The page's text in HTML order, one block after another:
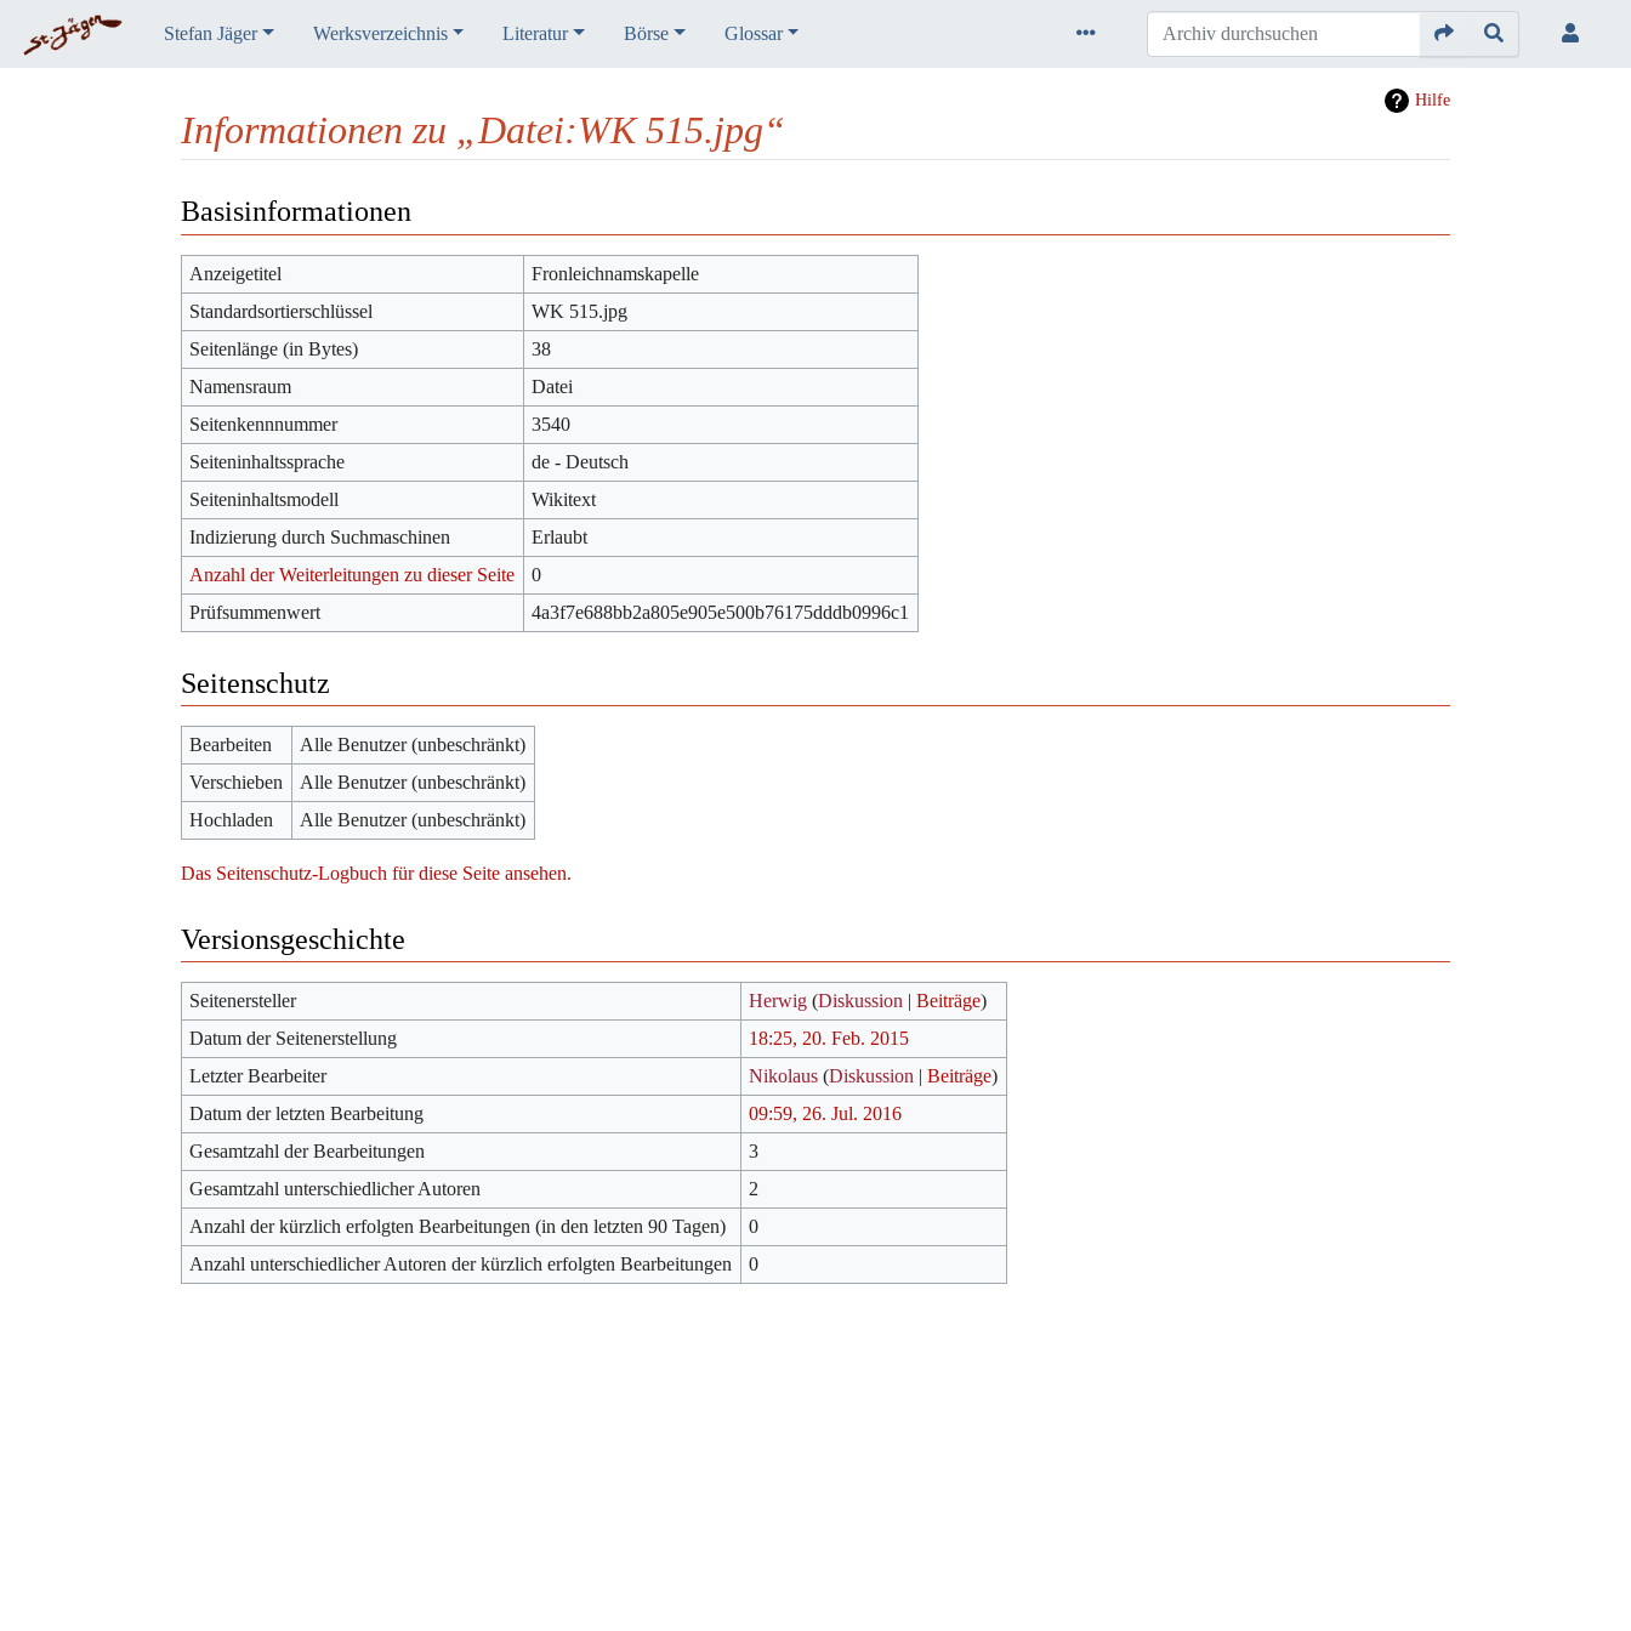
Stefan Jäger Werksverzeichnis Literatur Börse Glossar
Hilfe
Informationen zu „Datei:WK 515.jpg“
Basisinformationen
Anzeigetitel
Fronleichnamskapelle
Standardsortierschlüssel
WK 515.jpg
Seitenlänge (in Bytes)
38
Namensraum
Datei
Seitenkennnummer
3540
Seiteninhaltssprache
de - Deutsch
Seiteninhaltsmodell
Wikitext
Indizierung durch Suchmaschinen
Erlaubt
Anzahl der Weiterleitungen zu dieser Seite
0
Prüfsummenwert
4a3f7e688bb2a805e905e500b76175dddb0996c1
Seitenschutz
Bearbeiten
Alle Benutzer (unbeschränkt)
Verschieben
Alle Benutzer (unbeschränkt)
Hochladen
Alle Benutzer (unbeschränkt)
Das Seitenschutz-Logbuch für diese Seite ansehen.
Versionsgeschichte
Seitenersteller Herwig (Diskussion |Beiträge)
Datum der Seitenerstellung
18:25, 20. Feb. 2015
Letzter Bearbeiter
Nikolaus (Diskussion |Beiträge)
Datum der letzten Bearbeitung
09:59, 26. Jul. 2016
Gesamtzahl der Bearbeitungen
3
Gesamtzahl unterschiedlicher Autoren
2
Anzahl der kürzlich erfolgten Bearbeitungen (in den letzten 90 Tagen)
0
Anzahl unterschiedlicher Autoren der kürzlich erfolgten Bearbeitungen
0